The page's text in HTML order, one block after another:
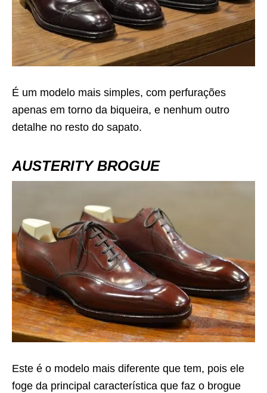
É um modelo mais simples, com perfurações
apenas em torno da biqueira, e nenhum outro
detalhe no resto do sapato.
AUSTERITY BROGUE
Este é o modelo mais diferente que tem, pois ele
foge da principal característica que faz o brogue